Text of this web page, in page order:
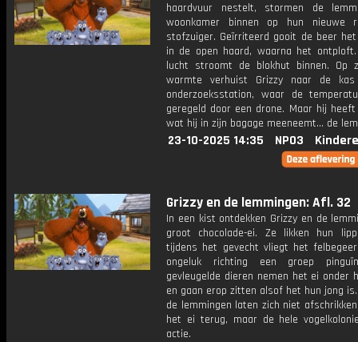
haardvuur nestelt, stormen de
woonkamer binnen op hun nieuwe
stofzuiger. Geïrriteerd gooit de beer
in de open haard, waarna het ontploft.
lucht stroomt de blokhut binnen. Op
warmte verhuist Grizzy naar de
onderzoeksstation, waar de
geregeld door een drone. Maar hij
wat hij in zijn bagage meeneemt... de
23-10-2025 14:35 NPO3
Grizzy en de lemmingen: Afl. 32
In een kist ontdekken Grizzy en de
groot chocolade-ei. Ze likken hun
tijdens het gevecht vliegt het
ongeluk richting een groep
gevleugelde dieren nemen het ei onder
en gaan erop zitten alsof het hun jong
de lemmingen laten zich niet
het ei terug, maar de hele
actie.